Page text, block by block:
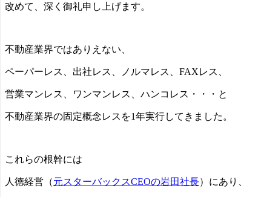
改めて、深く御礼申し上げます。
不動産業界ではありえない、
ペーパーレス、出社レス、ノルマレス、FAXレス、
営業マンレス、ワンマンレス、ハンコレス・・・と
不動産業界の固定概念レスを1年実行してきました。
これらの根幹には
人徳経営（元スターバックスCEOの岩田社長）にあり、